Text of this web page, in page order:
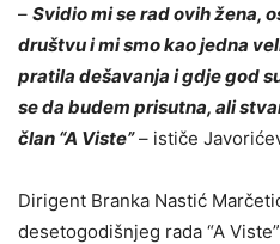
– Svidio mi se rad ovih žena,
društvu i mi smo kao jedna
pratila dešavanja i gdje god
se da budem prisutna, ali
član “A Viste”– ističe
Dirigent Branka Nastić
desetogodišnjeg rada “A